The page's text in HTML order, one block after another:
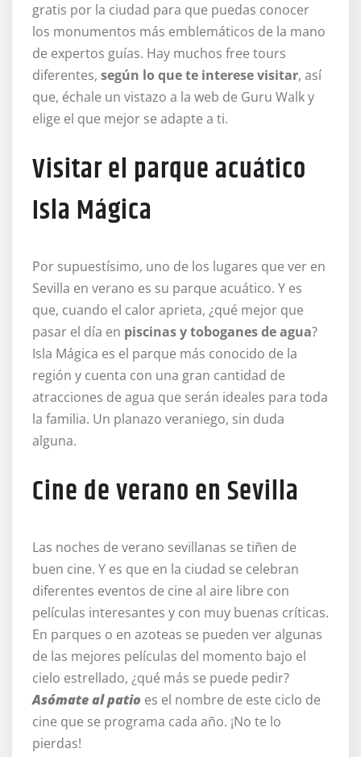
gratis por la ciudad para que puedas conocer
los monumentos más emblemáticos de la mano
de expertos guías. Hay muchos free tours
diferentes, según lo que te interese visitar, así
que, échale un vistazo a la web de Guru Walk y
elige el que mejor se adapte a ti.
Visitar el parque acuático
Isla Mágica
Por supuestísimo, uno de los lugares que ver en
Sevilla en verano es su parque acuático. Y es
que, cuando el calor aprieta, ¿qué mejor que
pasar el día en piscinas y toboganes de agua?
Isla Mágica es el parque más conocido de la
región y cuenta con una gran cantidad de
atracciones de agua que serán ideales para toda
la familia. Un planazo veraniego, sin duda
alguna.
Cine de verano en Sevilla
Las noches de verano sevillanas se tiñen de
buen cine. Y es que en la ciudad se celebran
diferentes eventos de cine al aire libre con
películas interesantes y con muy buenas críticas.
En parques o en azoteas se pueden ver algunas
de las mejores películas del momento bajo el
cielo estrellado, ¿qué más se puede pedir?
Asómate al patio es el nombre de este ciclo de
cine que se programa cada año. ¡No te lo
pierdas!